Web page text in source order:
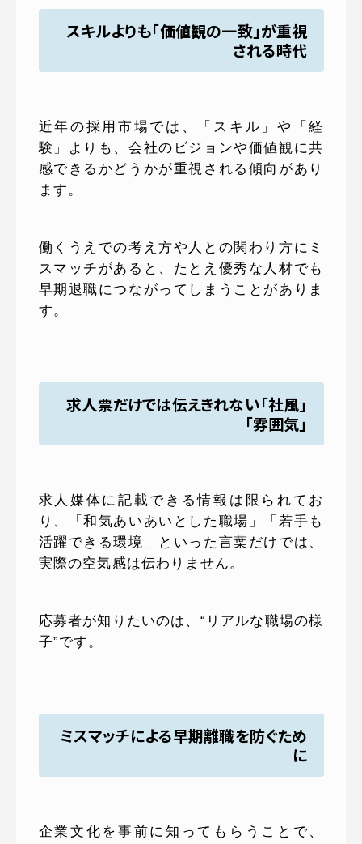
スキルよりも「価値観の一致」が重視
される時代
近年の採用市場では、「スキル」や「経
験」よりも、会社のビジョンや価値観に共
感できるかどうかが重視される傾向があり
ます。
働くうえでの考え方や人との関わり方にミ
スマッチがあると、たとえ優秀な人材でも
早期退職につながってしまうことがありま
す。
求人票だけでは伝えきれない「社風」
「雰囲気」
求人媒体に記載できる情報は限られてお
り、「和気あいあいとした職場」「若手も
活躍できる環境」といった言葉だけでは、
実際の空気感は伝わりません。
応募者が知りたいのは、“リアルな職場の様
子”です。
ミスマッチによる早期離職を防ぐため
に
企業文化を事前に知ってもらうことで、